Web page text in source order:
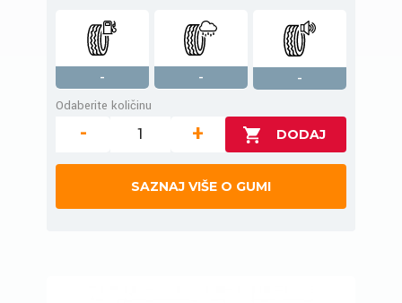
- -
-
Odaberite količinu
- +
SAZNAJ VIŠE O GUMI